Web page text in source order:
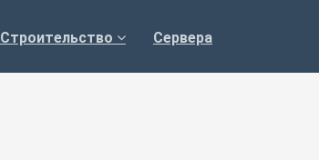
Строительство Сервера